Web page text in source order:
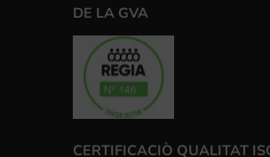
DE LA GVA
CERTIFICACIÒ QUALITAT